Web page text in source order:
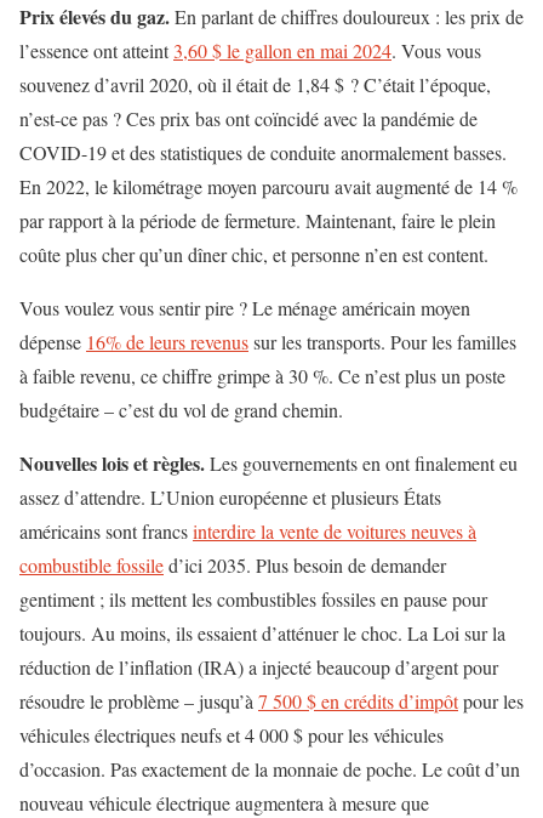
Prix ​​élevés du gaz.En parlant de chiffres douloureux : les prix de
l’essence ont atteint3,60 $ le gallon en mai 2024. Vous vous
souvenez d’avril 2020, où il était de 1,84 $ ? C’était l’époque,
n’est-ce pas ? Ces prix bas ont coïncidé avec la pandémie de
COVID-19 et des statistiques de conduite anormalement basses.
En 2022, le kilométrage moyen parcouru avait augmenté de 14 %
par rapport à la période de fermeture. Maintenant, faire le plein
coûte plus cher qu’un dîner chic, et personne n’en est content.
Vous voulez vous sentir pire ? Le ménage américain moyen
dépense 16% de leurs revenussur les transports. Pour les familles
à faible revenu, ce chiffre grimpe à 30 %. Ce n’est plus un poste
budgétaire – c’est du vol de grand chemin.
Nouvelles lois et règles.Les gouvernements en ont finalement eu
assez d’attendre. L’Union européenne et plusieurs États
américains sont francsinterdire la vente de voitures neuves à
combustible fossiled’ici 2035. Plus besoin de demander
gentiment ; ils mettent les combustibles fossiles en pause pour
toujours. Au moins, ils essaient d’atténuer le choc. La Loi sur la
réduction de l’inflation (IRA) a injecté beaucoup d’argent pour
résoudre le problème – jusqu’à 7 500 $ en crédits d’impôtpour les
véhicules électriques neufs et 4 000 $ pour les véhicules
d’occasion. Pas exactement de la monnaie de poche. Le coût d’un
nouveau véhicule électrique augmentera à mesure que